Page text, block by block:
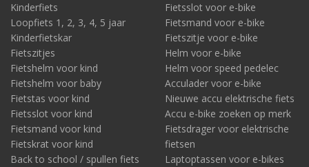
Kinderfiets
Loopfiets 1, 2, 3, 4, 5 jaar
Kinderfietskar
Fietszitjes
Fietshelm voor kind
Fietshelm voor baby
Fietstas voor kind
Fietsslot voor kind
Fietsmand voor kind
Fietskrat voor kind
Back to school / spullen fiets
Fietsslot voor e-bike
Fietsmand voor e-bike
Fietszitje voor e-bike
Helm voor e-bike
Helm voor speed pedelec
Acculader voor e-bike
Nieuwe accu elektrische fiets
Accu e-bike zoeken op merk
Fietsdrager voor elektrische
fietsen
Laptoptassen voor e-bikes